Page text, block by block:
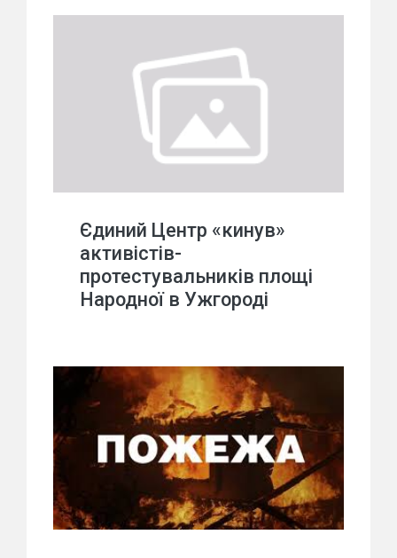
Єдиний Центр «кинув»
активістів-
протестувальників площі
Народної в Ужгороді